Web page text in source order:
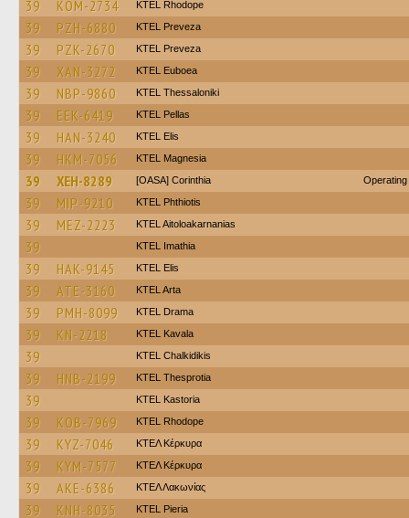
39 KOM-2734 KTEL Rhodope
39 PZH-6880 KTEL Preveza
39 PZK-2670 KTEL Preveza
39 XAN-3272 ΚΤΕL Euboea
39 NBP-9860 KTEL Thessaloniki
39 EEK-6419 KTEL Pellas
39 HAN-3240 KTEL Elis
39 HKM-7056 ΚΤΕL Magnesia
39 XEH-8289 [OASA] Corinthia
39 MIP-9210 ΚΤΕL Phthiotis
39 MEZ-2223 KTEL Aitoloakarnanias
39 KTEL Imathia
39 HAK-9145 KTEL Elis
39 ATE-3160 KTEL Arta
39 PMH-8099 KTEL Drama
39 KN-2218 KTEL Kavala
39 ΚΤΕL Chalkidikis
39 HNB-2199 KTEL Thesprotia
39 KTEL Kastoria
39 KOB-7969 KTEL Rhodope
39 KYZ-7046 ΚΤΕΛ Κέρκυρα
39 KYM-7577 ΚΤΕΛ Κέρκυρα
39 AKE-6386 ΚΤΕΛ Λακωνίας
39 KNH-8035 KTEL Pieria